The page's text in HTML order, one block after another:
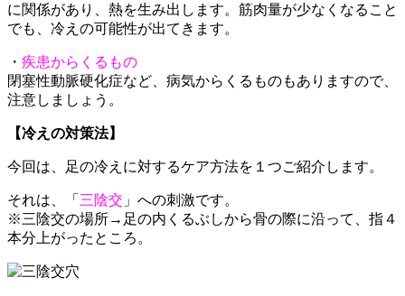
に関係があり、熱を生み出します。筋肉量が少なくなること
でも、冷えの可能性が出てきます。
・ 疾患からくるもの
閉塞性動脈硬化症など、病気からくるものもありますので、
注意しましょう。
【冷えの対策法】
今回は、足の冷えに対するケア方法を１つご紹介します。
それは、「 三陰交 」への刺激です。
※三陰交の場所→足の内くるぶしから骨の際に沿って、指４
本分上がったところ。